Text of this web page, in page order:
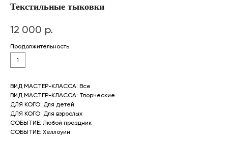
Текстильные тыковки
12 000 р.
Продолжительность
1
ВИД МАСТЕР-КЛАССА: Все
ВИД МАСТЕР-КЛАССА: Творческие
ДЛЯ КОГО: Для детей
ДЛЯ КОГО: Для взрослых
СОБЫТИЕ: Любой праздник
СОБЫТИЕ: Хеллоуин